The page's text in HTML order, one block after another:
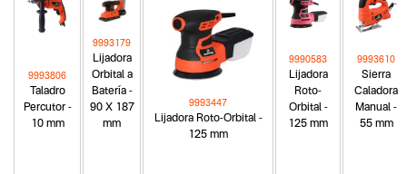
Taladro
Percutor -
10 mm
9993806
Lijadora
Orbital a
Batería -
90 X 187
mm
9993179
Lijadora Roto-Orbital -
125 mm
9993447
Lijadora
Roto-
Orbital -
125 mm
9990583
Sierra
Caladora
Manual -
55 mm
9993610